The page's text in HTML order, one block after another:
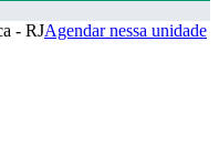
- RJAgendar nessa unidade